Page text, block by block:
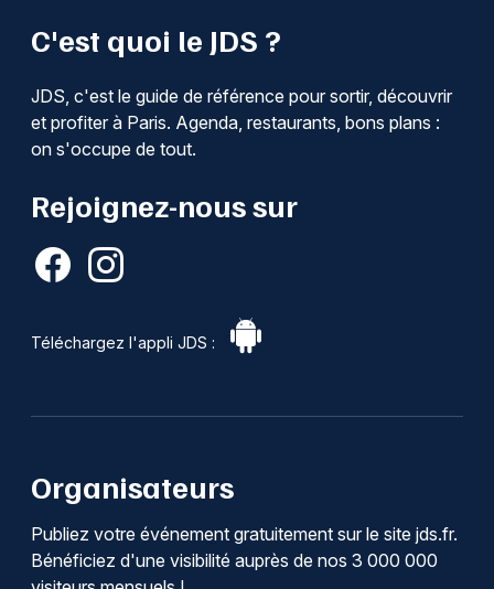
C'est quoi le JDS ?
JDS, c'est le guide de référence pour sortir, découvrir
et profiter à Paris. Agenda, restaurants, bons plans :
on s'occupe de tout.
Rejoignez-nous sur
Téléchargez l'appli JDS :
Organisateurs
Publiez votre événement gratuitement sur le site jds.fr.
Bénéficiez d'une visibilité auprès de nos 3 000 000